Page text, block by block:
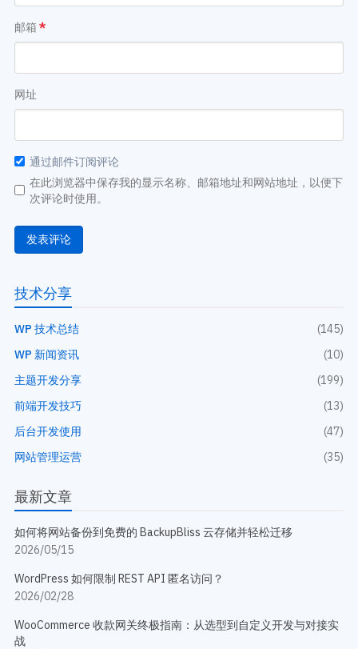
邮箱 *
网址
通过邮件订阅评论
在此浏览器中保存我的显示名称、邮箱地址和网站地址，以便下
次评论时使用。
技术分享
WP 技术总结
(145)
WP 新闻资讯
(10)
主题开发分享
(199)
前端开发技巧
(13)
后台开发使用
(47)
网站管理运营
(35)
最新文章
如何将网站备份到免费的 BackupBliss 云存储并轻松迁移
2026/05/15
WordPress 如何限制 REST API 匿名访问？
2026/02/28
WooCommerce 收款网关终极指南：从选型到自定义开发与对接实
战